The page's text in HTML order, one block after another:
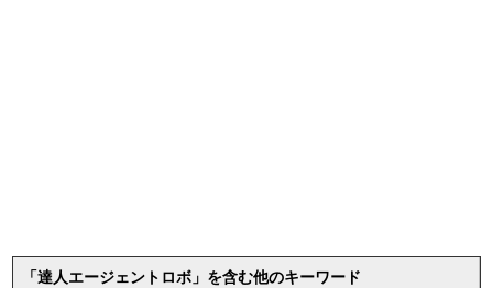
「達人エージェントロボ」を含む他のキーワード